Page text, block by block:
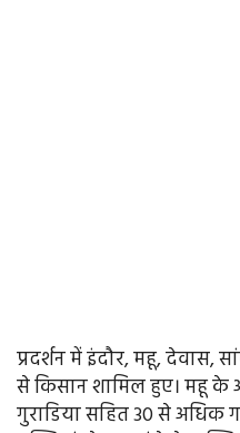
प्रदर्शन में इंदौर, महू, देवास,
से किसान शामिल हुए। महू के
गुराडिया सहित 30 से अधिक